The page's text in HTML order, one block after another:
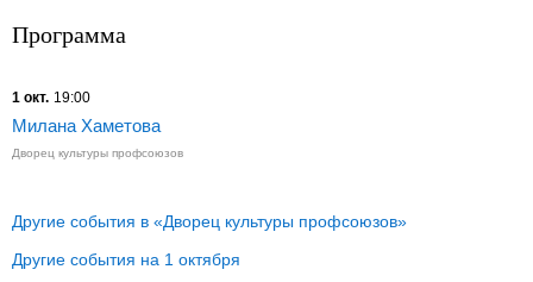
Программа
1 окт. 19:00
Милана Хаметова
Дворец культуры профсоюзов
Другие события в «Дворец культуры профсоюзов»
Другие события на 1 октября